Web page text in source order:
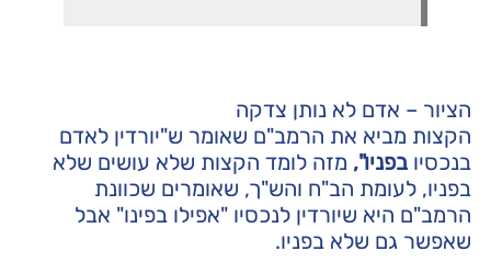
הציור – אדם לא נותן צדקה
הקצות מביא את הרמב"ם שאומר ש"יורדין לאדם
בנכסיו בפניו", מזה לומד הקצות שלא עושים שלא
בפניו, לעומת הב"ח והש"ך, שאומרים שכוונת
הרמב"ם היא שיורדין לנכסיו "אפילו בפינו" אבל
שאפשר גם שלא בפניו.